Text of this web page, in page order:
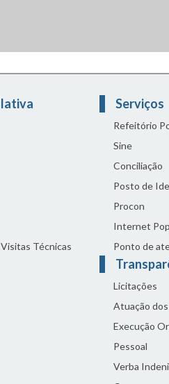
Técnicas
Serviços
Refeitório
Sine
Conciliação
Posto de
Procon
Internet
Ponto de
Licitações
Atuação
Execução
Pessoal
Verba